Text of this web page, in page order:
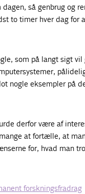
så genbrug og
to timer hver dag for
som på langt sigt
nogle eksempler på
derfor være af
at fortælle, at
for, hvad man
forskningsfradrag